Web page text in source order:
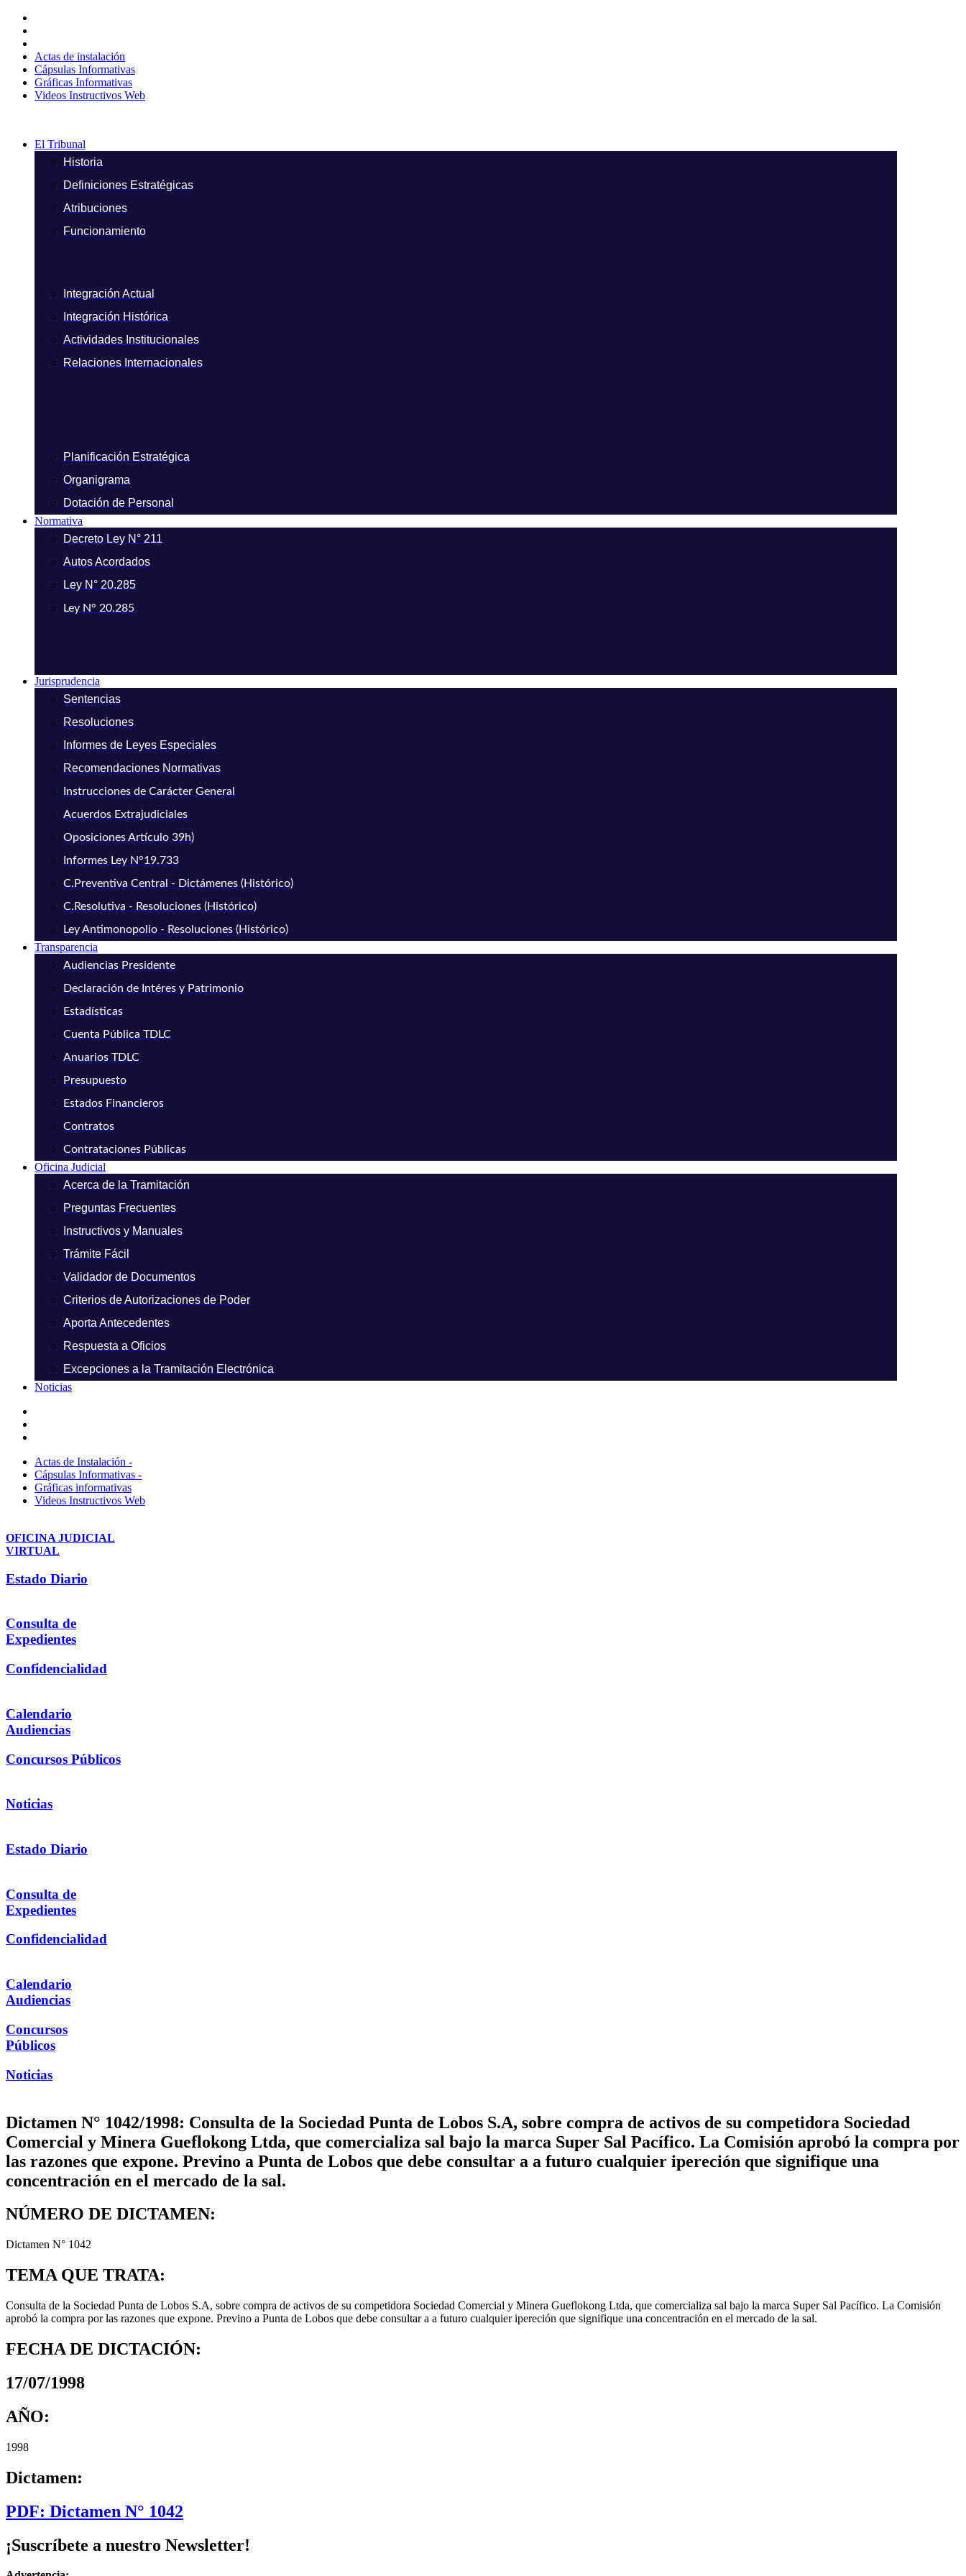
contenido
Actas de instalación
Cápsulas Informativas
Gráficas Informativas
Videos Instructivos Web
El Tribunal
Historia
Definiciones Estratégicas
Atribuciones
Funcionamiento
Integración Actual
Integración Histórica
Actividades Institucionales
Relaciones Internacionales
Planificación Estratégica
Organigrama
Dotación de Personal
Normativa
Decreto Ley N° 211
Autos Acordados
Ley N° 20.285
Ley N° 20.285
Jurisprudencia
Sentencias
Resoluciones
Informes de Leyes Especiales
Recomendaciones Normativas
Instrucciones de Carácter General
Acuerdos Extrajudiciales
Oposiciones Artículo 39h)
Informes Ley N°19.733
C.Preventiva Central - Dictámenes (Histórico)
C.Resolutiva - Resoluciones (Histórico)
Ley Antimonopolio - Resoluciones (Histórico)
Transparencia
Audiencias Presidente
Declaración de Intéres y Patrimonio
Estadísticas
Cuenta Pública TDLC
Anuarios TDLC
Presupuesto
Estados Financieros
Contratos
Contrataciones Públicas
Oficina Judicial
Acerca de la Tramitación
Preguntas Frecuentes
Instructivos y Manuales
Trámite Fácil
Validador de Documentos
Criterios de Autorizaciones de Poder
Aporta Antecedentes
Respuesta a Oficios
Excepciones a la Tramitación Electrónica
Noticias
Actas de Instalación -
Cápsulas Informativas -
Gráficas informativas
Videos Instructivos Web
OFICINA JUDICIAL
VIRTUAL
Estado Diario
Consulta de
Expedientes
Confidencialidad
Calendario
Audiencias
Concursos Públicos
Noticias
Estado Diario
Consulta de
Expedientes
Confidencialidad
Calendario
Audiencias
Concursos
Públicos
Noticias
Dictamen N° 1042/1998: Consulta de la Sociedad Punta de Lobos S.A, sobre compra de activos de su competidora Sociedad
Comercial y Minera Gueflokong Ltda, que comercializa sal bajo la marca Super Sal Pacífico. La Comisión aprobó la compra por
las razones que expone. Previno a Punta de Lobos que debe consultar a a futuro cualquier ipereción que signifique una
concentración en el mercado de la sal.
NÚMERO DE DICTAMEN:
Dictamen N° 1042
TEMA QUE TRATA:
Consulta de la Sociedad Punta de Lobos S.A, sobre compra de activos de su competidora Sociedad Comercial y Minera Gueflokong Ltda, que comercializa sal bajo la marca Super Sal Pacífico. La Comisión
aprobó la compra por las razones que expone. Previno a Punta de Lobos que debe consultar a a futuro cualquier ipereción que signifique una concentración en el mercado de la sal.
FECHA DE DICTACIÓN:
17/07/1998
AÑO:
1998
Dictamen:
PDF: Dictamen N° 1042
¡Suscríbete a nuestro Newsletter!